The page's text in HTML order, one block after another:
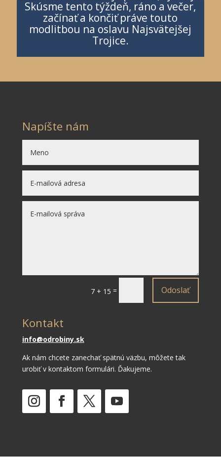
Skúsme tento týždeň, ráno a večer,
začínať a končiť práve touto
modlitbou na oslavu Najsvätejšej
Trojice.
Napíšte nám
7 + 15 = Odoslať
Kontakt
info@odrobiny.sk
Ak nám chcete zanechať spätnú väzbu, môžete tak
urobiť v kontaktom formulári. Ďakujeme.